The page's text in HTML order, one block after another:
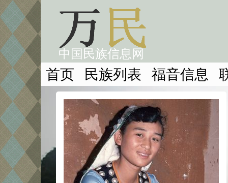
中国民族信息网
首页 民族列表 福音信息